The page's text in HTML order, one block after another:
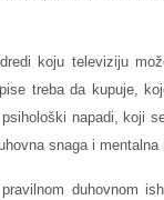
koju televiziju
treba da kupuje,
napadi, koji
snaga i mentalna
duhovnom